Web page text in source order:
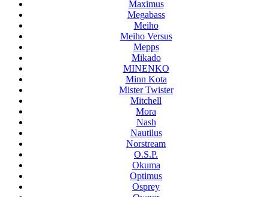
Maximus
Megabass
Meiho
Meiho Versus
Mepps
Mikado
MINENKO
Minn Kota
Mister Twister
Mitchell
Mora
Nash
Nautilus
Norstream
O.S.P.
Okuma
Optimus
Osprey